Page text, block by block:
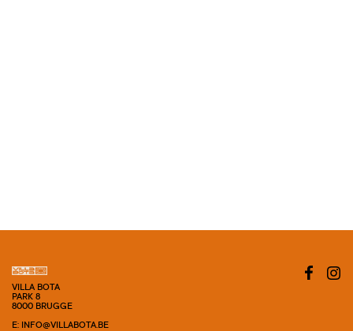
VILLA BOTA
PARK 8
8000 BRUGGE
E: INFO@VILLABOTA.BE